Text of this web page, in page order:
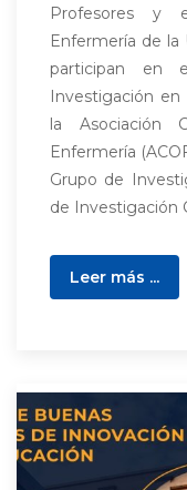
Profesores y
Enfermería de la
participan en
Investigación en
la Asociación
Enfermería
Grupo de
de Investigación
Leer más ...